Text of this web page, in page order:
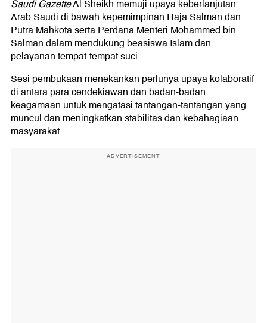
Saudi GazetteAl Sheikh memuji upaya keberlanjutan
Arab Saudi di bawah kepemimpinan Raja Salman dan
Putra Mahkota serta Perdana Menteri Mohammed bin
Salman dalam mendukung beasiswa Islam dan
pelayanan tempat-tempat suci.
Sesi pembukaan menekankan perlunya upaya kolaboratif
di antara para cendekiawan dan badan-badan
keagamaan untuk mengatasi tantangan-tantangan yang
muncul dan meningkatkan stabilitas dan kebahagiaan
masyarakat.
ADVERTISEMENT